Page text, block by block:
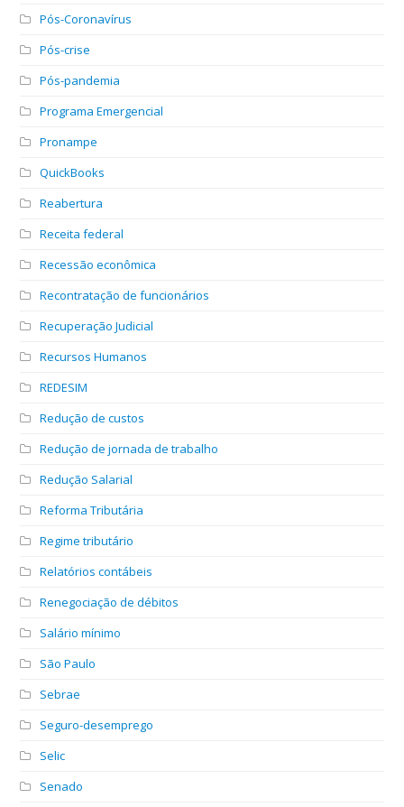
Pós-Coronavírus
Pós-crise
Pós-pandemia
Programa Emergencial
Pronampe
QuickBooks
Reabertura
Receita federal
Recessão econômica
Recontratação de funcionários
Recuperação Judicial
Recursos Humanos
REDESIM
Redução de custos
Redução de jornada de trabalho
Redução Salarial
Reforma Tributária
Regime tributário
Relatórios contábeis
Renegociação de débitos
Salário mínimo
São Paulo
Sebrae
Seguro-desemprego
Selic
Senado